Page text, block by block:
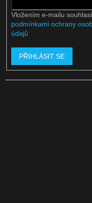
Vložením e-mailu
podmínkami ochrany
údajů
PŘIHLÁSIT SE